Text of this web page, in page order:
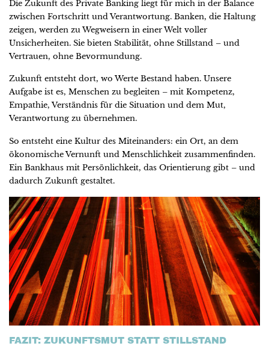
Die Zukunft des Private Banking liegt für mich in der Balance
zwischen Fortschritt und Verantwortung. Banken, die Haltung
zeigen, werden zu Wegweisern in einer Welt voller
Unsicherheiten. Sie bieten Stabilität, ohne Stillstand – und
Vertrauen, ohne Bevormundung.
Zukunft entsteht dort, wo Werte Bestand haben. Unsere
Aufgabe ist es, Menschen zu begleiten – mit Kompetenz,
Empathie, Verständnis für die Situation und dem Mut,
Verantwortung zu übernehmen.
So entsteht eine Kultur des Miteinanders: ein Ort, an dem
ökonomische Vernunft und Menschlichkeit zusammenfinden.
Ein Bankhaus mit Persönlichkeit, das Orientierung gibt – und
dadurch Zukunft gestaltet.
FAZIT: ZUKUNFTSMUT STATT STILLSTAND